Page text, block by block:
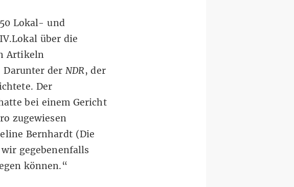
Lokal- und
über die
Artikeln
Darunter derNDR, der
Der
bei einem Gericht
zugewiesen
Bernhardt (Die
gegebenenfalls
können.“